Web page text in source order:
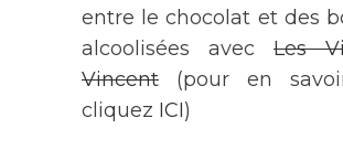
entre le chocolat et des
alcoolisées avec Les
Vincent (pour en
cliquez ICI)